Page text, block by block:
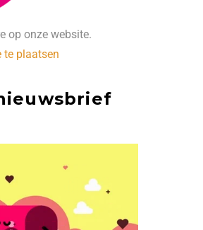
op onze website.
te plaatsen